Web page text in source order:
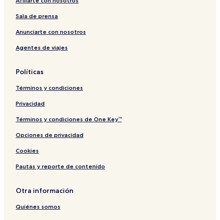
u
r
f
i
g
o
t
Sala de prensa
Anunciarte con nosotros
Agentes de viajes
Políticas
Términos y condiciones
Privacidad
Términos y condiciones de One Key™
Opciones de privacidad
Cookies
Pautas y reporte de contenido
Otra información
Quiénes somos